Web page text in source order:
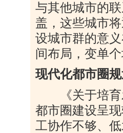
与其他城市的
盖，这些城市
设城市群的意
间布局，变单
现代化都市圈
《关于培育
都市圈建设呈
工协作不够、